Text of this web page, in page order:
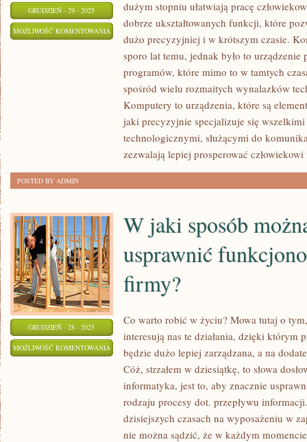
GRUDZIEŃ - 29 - 2025
MOŻLIWOŚĆ KOMENTOWANIA
ZADBAĆ
dużym stopniu ułatwiają pracę
dobrze ukształtowanych funkcji, które
dużo precyzyjniej i w krótszym czasie.
sporo lat temu, jednak było to
programów, które mimo to w tamtych
spośród wielu rozmaitych wynalazków
Komputery to urządzenia, które są
jaki precyzyjnie specjalizuje się
technologicznymi, służącymi do
zezwalają lepiej prosperować
POSTED BY ADMIN
GRUDZIEŃ - 28 - 2025
MOŻLIWOŚĆ KOMENTOWANIA
SPOSÓB
ZNACZĄCO
USPRAWNIĆ
W jaki sposób
usprawnić
firmy?
Co warto robić w życiu? Mowa tutaj o
interesują nas te działania, dzięki którym
będzie dużo lepiej zarządzana, a na
Cóż, strzałem w dziesiątkę, to słowa
informatyka, jest to, aby znacznie
rodzaju procesy dot. przepływu
dzisiejszych czasach na wyposażeniu w
nie można sądzić, że w każdym